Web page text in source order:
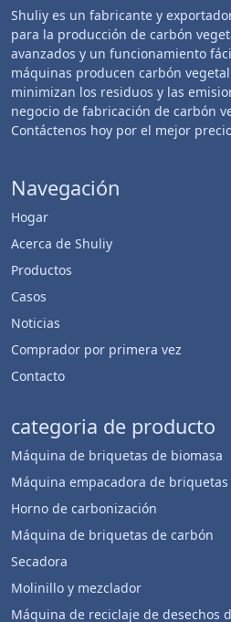
Shuliy es un fabricante y
para la producción de carbón
avanzados y un funcionamiento
máquinas producen carbón
minimizan los residuos y las
negocio de fabricación de carbón
Contáctenos hoy por el mejor
Navegación
Hogar
Acerca de Shuliy
Productos
Casos
Noticias
Comprador por primera vez
Contacto
categoria de producto
Máquina de briquetas de biomasa
Máquina empacadora de briquetas
Horno de carbonización
Máquina de briquetas de carbón
Secadora
Molinillo y mezclador
Máquina de reciclaje de desechos